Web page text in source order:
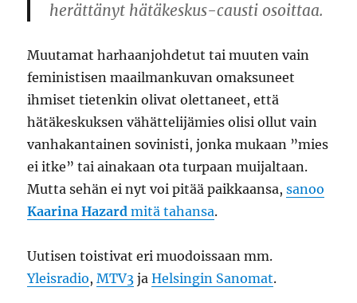
herättänyt hätäkeskus-causti osoittaa.
Muutamat harhaanjohdetut tai muuten vain
feministisen maailmankuvan omaksuneet
ihmiset tietenkin olivat olettaneet, että
hätäkeskuksen vähättelijämies olisi ollut vain
vanhakantainen sovinisti, jonka mukaan ”mies
ei itke” tai ainakaan ota turpaan muijaltaan.
Mutta sehän ei nyt voi pitää paikkaansa,sanoo
Kaarina Hazard mitä tahansa.
Uutisen toistivat eri muodoissaan mm.
Yleisradio,MTV3 jaHelsingin Sanomat.